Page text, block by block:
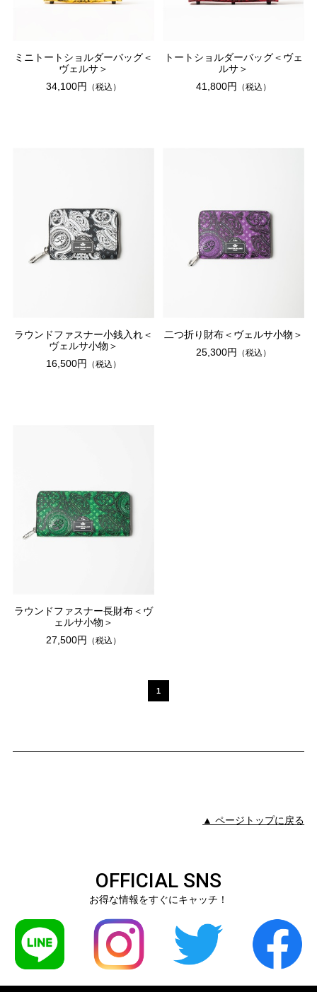
ミニトートショルダーバッグ＜
ヴェルサ＞
34,100円
（税込）
トートショルダーバッグ＜ヴェ
ルサ＞
41,800円
（税込）
ラウンドファスナー小銭入れ＜
ヴェルサ小物＞
16,500円
（税込）
二つ折り財布＜ヴェルサ小物＞
25,300円
（税込）
ラウンドファスナー長財布＜ヴ
ェルサ小物＞
27,500円
（税込）
1
▲ ページトップに戻る
OFFICIAL SNS
お得な情報をすぐにキャッチ！